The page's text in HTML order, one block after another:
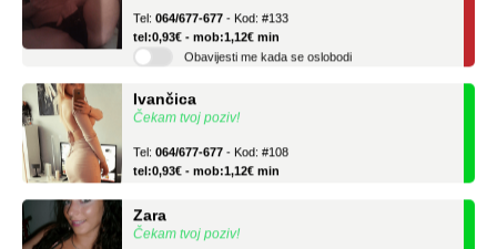
tel:0,93€ - mob:1,12€ min
Obavijesti me kada se oslobodi
Čekam tvoj poziv!
tel:0,93€ - mob:1,12€ min
Čekam tvoj poziv!